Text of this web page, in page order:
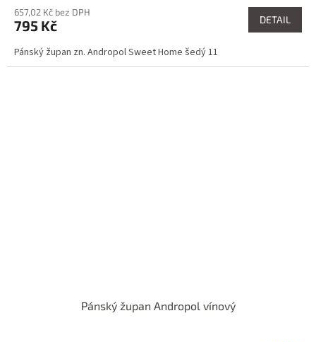
657,02 Kč bez DPH
795 Kč DETAIL
Pánský župan zn. Andropol Sweet Home šedý 11
Pánský župan Andropol vínový